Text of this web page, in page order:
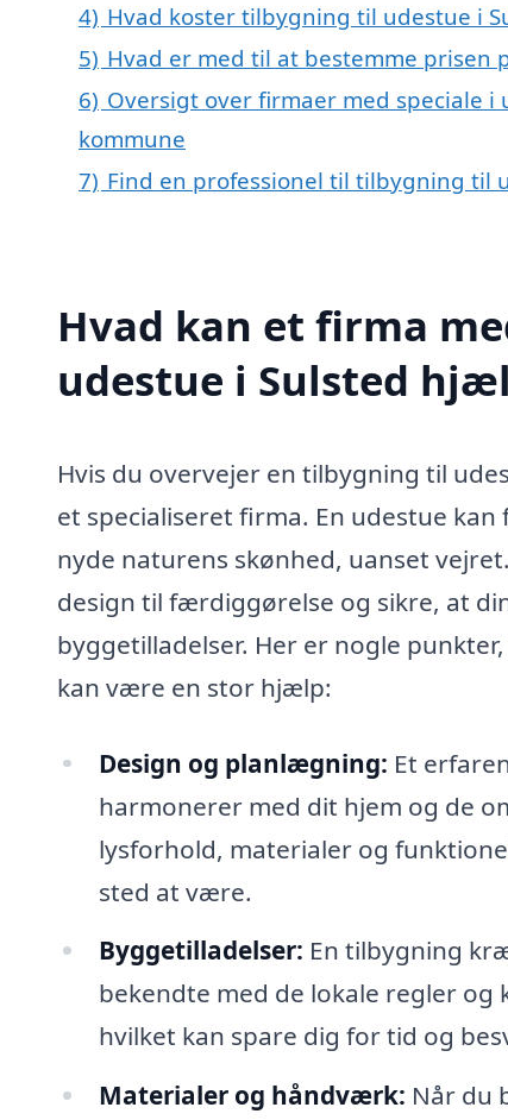
4) Hvad koster tilbygning til udestue i
5) Hvad er med til at bestemme prisen
6) Oversigt over firmaer med speciale
kommune
7) Find en professionel til tilbygning til
Hvad kan et firma
udestue i Sulsted
Hvis du overvejer en tilbygning til
et specialiseret firma. En udestue
nyde naturens skønhed, uanset
design til færdiggørelse og sikre, at
byggetilladelser. Her er nogle
kan være en stor hjælp:
Design og planlægning: Et
harmonerer med dit hjem og de
lysforhold, materialer og
sted at være.
Byggetilladelser: En tilbygning
bekendte med de lokale regler
hvilket kan spare dig for tid og
Materialer og håndværk: Når du